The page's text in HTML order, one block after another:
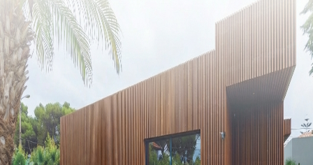
StartseiteÜber uns Leistungen Karriere